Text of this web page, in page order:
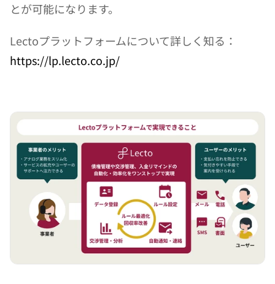
とが可能になります。
Lectoプラットフォームについて詳しく知る：
https://lp.lecto.co.jp/